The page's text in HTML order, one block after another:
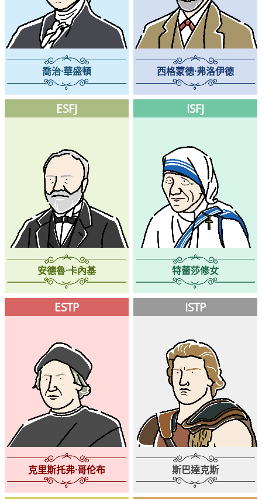
喬治·華盛頓 西格蒙德·弗洛伊德
ESFJ
安德魯·卡內基
ISFJ
特蕾莎修女
ESTP
克里斯托弗·哥伦布
ISTP
斯巴達克斯